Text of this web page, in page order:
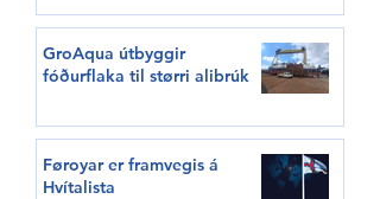
GroAqua útbyggir
fóðurflaka til størri alibrúk
Føroyar er framvegis á
Hvítalista